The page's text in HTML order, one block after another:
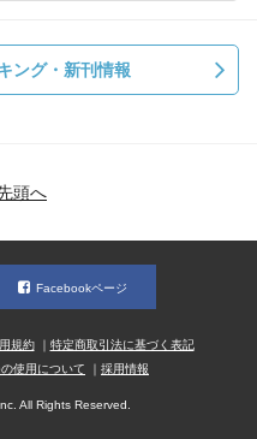
ング・新刊情報
頭へ
Facebookページ
規約
特定商取引法に基づく表記
使用について 採用情報
All Rights Reserved.